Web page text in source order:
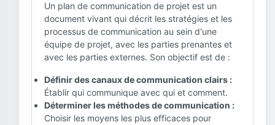
Un plan de communication de projet est un
document vivant qui décrit les stratégies et les
processus de communication au sein d'une
équipe de projet, avec les parties prenantes et
avec les parties externes. Son objectif est de :
Définir des canaux de communication clairs :
Établir qui communique avec qui et comment.
Déterminer les méthodes de communication :
Choisir les moyens les plus efficaces pour